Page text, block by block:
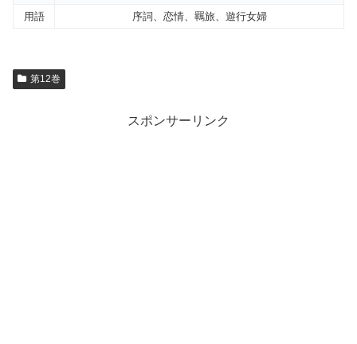
用語
序詞、恋情、羈旅、遊行女婦
第12巻
スポンサーリンク